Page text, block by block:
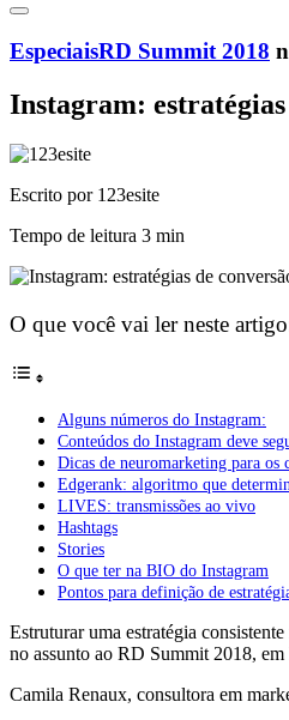
EspeciaisRD Summit 2018
Instagram:
Escrito por 123esite
Tempo de leitura 3 min
O que você vai ler neste
Alguns números do Instagram:
Conteúdos do Instagram deve
Dicas de neuromarketing para os
Edgerank: algoritmo que
LIVES: transmissões ao vivo
Hashtags
Stories
O que ter na BIO do Instagram
Pontos para definição de
Estruturar uma estratégia
no assunto ao RD Summit 2018,
Camila Renaux, consultora em